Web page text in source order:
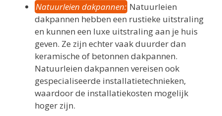
Natuurleien dakpannen: Natuurleien
dakpannen hebben een rustieke uitstraling
en kunnen een luxe uitstraling aan je huis
geven. Ze zijn echter vaak duurder dan
keramische of betonnen dakpannen.
Natuurleien dakpannen vereisen ook
gespecialiseerde installatietechnieken,
waardoor de installatiekosten mogelijk
hoger zijn.